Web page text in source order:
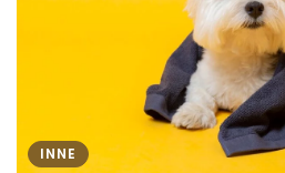
INNE